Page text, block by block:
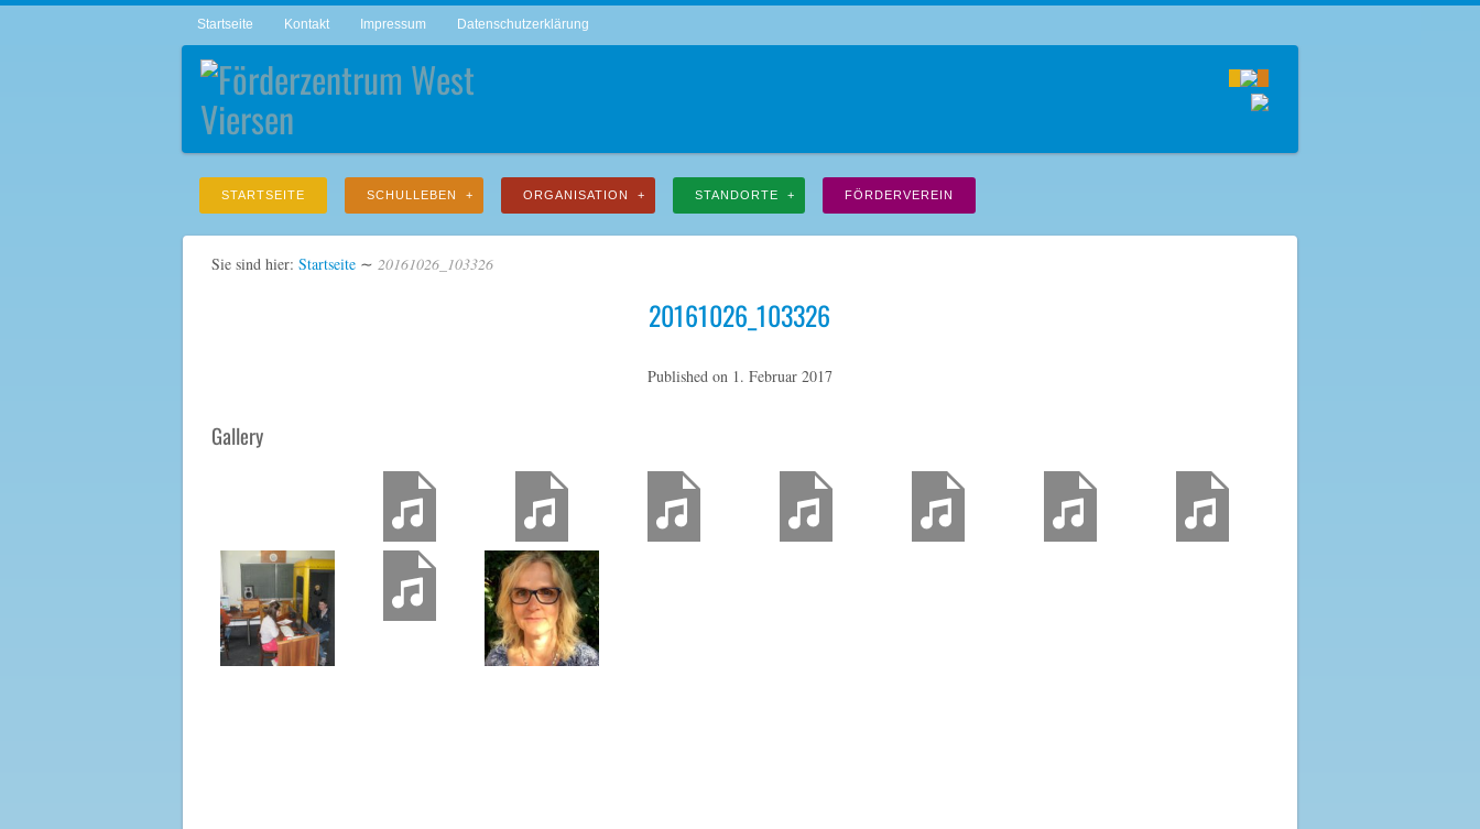
Startseite Kontakt Impressum Datenschutzerklärung
STARTSEITE SCHULLEBEN ORGANISATION STANDORTE FÖRDERVEREIN
Sie sind hier: Startseite ∼ 20161026_103326
20161026_103326
Published on 1. Februar 2017
Gallery